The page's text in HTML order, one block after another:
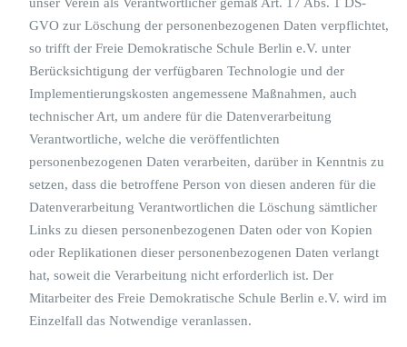
GVO zur Löschung der personenbezogenen Daten verpflichtet,
so trifft der Freie Demokratische Schule Berlin e.V. unter
Berücksichtigung der verfügbaren Technologie und der
Implementierungskosten angemessene Maßnahmen, auch
technischer Art, um andere für die Datenverarbeitung
Verantwortliche, welche die veröffentlichten
personenbezogenen Daten verarbeiten, darüber in Kenntnis zu
setzen, dass die betroffene Person von diesen anderen für die
Datenverarbeitung Verantwortlichen die Löschung sämtlicher
Links zu diesen personenbezogenen Daten oder von Kopien
oder Replikationen dieser personenbezogenen Daten verlangt
hat, soweit die Verarbeitung nicht erforderlich ist. Der
Mitarbeiter des Freie Demokratische Schule Berlin e.V. wird im
Einzelfall das Notwendige veranlassen.